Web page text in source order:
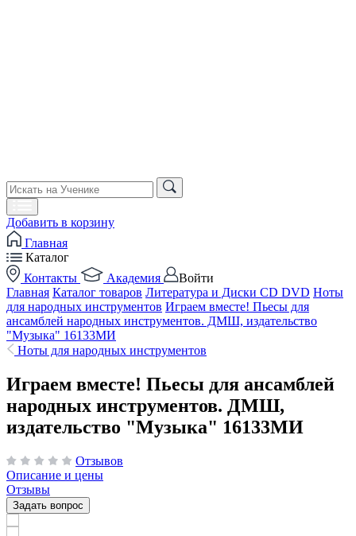
Добавить в корзину
Главная
Каталог
Контакты
Академия
Войти
Главная Каталог товаров Литература и Диски CD DVD Ноты
для народных инструментов Играем вместе! Пьесы для
ансамблей народных инструментов. ДМШ, издательство
"Музыка" 16133МИ
Ноты для народных инструментов
Играем вместе! Пьесы для ансамблей
народных инструментов. ДМШ,
издательство "Музыка" 16133МИ
Отзывов
Описание и цены
Отзывы
Задать вопрос